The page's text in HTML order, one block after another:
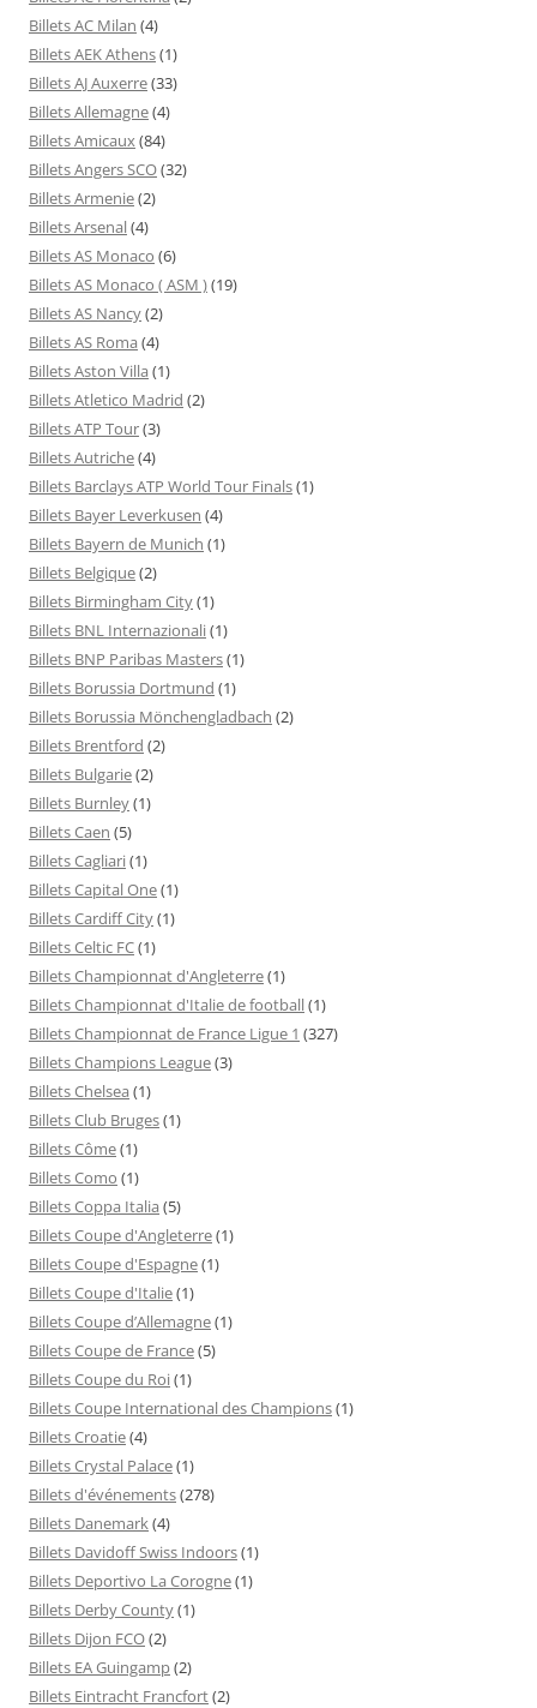
Billets AC Milan (4)
Billets AEK Athens(1)
Billets AJ Auxerre(33)
Billets Allemagne(4)
Billets Amicaux(84)
Billets Angers SCO(32)
Billets Armenie(2)
Billets Arsenal(4)
Billets AS Monaco (6)
Billets AS Monaco ( ASM )(19)
Billets AS Nancy(2)
Billets AS Roma (4)
Billets Aston Villa (1)
Billets Atletico Madrid (2)
Billets ATP Tour(3)
Billets Autriche(4)
Billets Barclays ATP World Tour Finals(1)
Billets Bayer Leverkusen (4)
Billets Bayern de Munich (1)
Billets Belgique(2)
Billets Birmingham City(1)
Billets BNL Internazionali(1)
Billets BNP Paribas Masters(1)
Billets Borussia Dortmund (1)
Billets Borussia Mönchengladbach (2)
Billets Brentford (2)
Billets Bulgarie(2)
Billets Burnley(1)
Billets Caen (5)
Billets Cagliari(1)
Billets Capital One(1)
Billets Cardiff City(1)
Billets Celtic FC(1)
Billets Championnat d'Angleterre(1)
Billets Championnat d'Italie de football(1)
Billets Championnat de France Ligue 1 (327)
Billets Champions League(3)
Billets Chelsea (1)
Billets Club Bruges(1)
Billets Côme(1)
Billets Como (1)
Billets Coppa Italia (5)
Billets Coupe d'Angleterre(1)
Billets Coupe d'Espagne(1)
Billets Coupe d'Italie(1)
Billets Coupe d’Allemagne(1)
Billets Coupe de France(5)
Billets Coupe du Roi(1)
Billets Coupe International des Champions(1)
Billets Croatie(4)
Billets Crystal Palace(1)
Billets d'événements(278)
Billets Danemark(4)
Billets Davidoff Swiss Indoors(1)
Billets Deportivo La Corogne(1)
Billets Derby County(1)
Billets Dijon FCO(2)
Billets EA Guingamp(2)
Billets Eintracht Francfort(2)